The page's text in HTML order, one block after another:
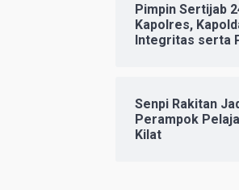
Pimpin Sertijab
Kapolres,
Integritas serta
Senpi Rakitan
Perampok
Kilat